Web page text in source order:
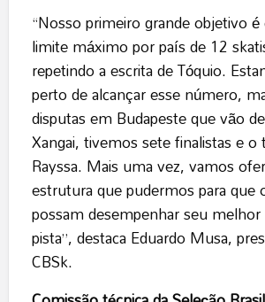
“Nosso primeiro grande objetivo é
limite máximo por país de 12
repetindo a escrita de Tóquio.
perto de alcançar esse número,
disputas em Budapeste que vão
Xangai, tivemos sete finalistas e
Rayssa. Mais uma vez, vamos
estrutura que pudermos para que
possam desempenhar seu
pista”, destaca Eduardo Musa,
CBSk.